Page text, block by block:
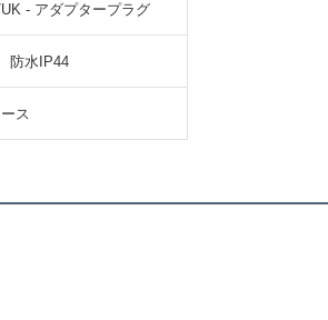
- アダプタープラグ
防水IP44
ス